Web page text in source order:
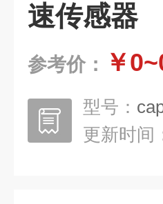
速传感器
参考价： ￥
型号：
更新时间